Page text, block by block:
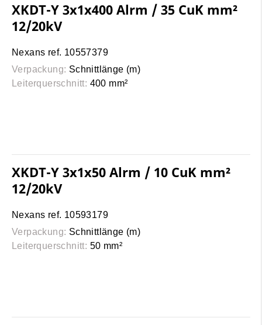
XKDT-Y 3x1x400 Alrm / 35 CuK mm²
12/20kV
Nexans ref. 10557379
Verpackung: Schnittlänge (m)
Leiterquerschnitt: 400 mm²
XKDT-Y 3x1x50 Alrm / 10 CuK mm²
12/20kV
Nexans ref. 10593179
Verpackung: Schnittlänge (m)
Leiterquerschnitt: 50 mm²